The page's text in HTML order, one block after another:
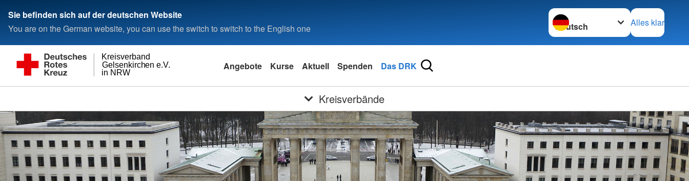
Sie befinden sich auf der deutschen Website
You are on the German website, you can use the switch to switch to the English one
Sprache wechseln zu
Alles klar
in NRW
Gelsenkirchen e.V.
Kreisverband
Angebote Kurse Aktuell Spenden Das DRK
Kreisverbände